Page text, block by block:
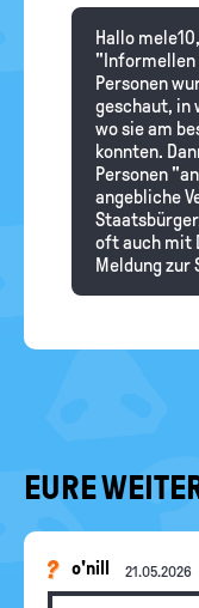
Hallo
"Informellen
Personen
geschaut, in
wo sie am
konnten.
Personen
angebliche
oft auch mit
Meldung zur
EURE
o'nill 21.05.2026